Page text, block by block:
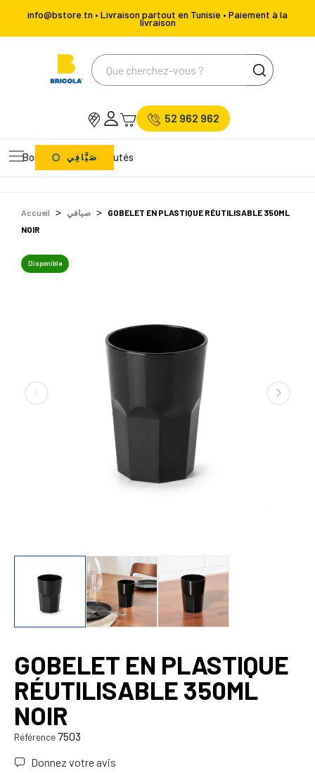
info@bstore.tn • Livraison partout en Tunisie • Paiement à la
livraison
52 962 962
Bons Plans Nouveautés
صَيَّافِي
Accueil صيافي
GOBELET EN PLASTIQUE RÉUTILISABLE 350ML
NOIR
Disponible
GOBELET EN PLASTIQUE
RÉUTILISABLE 350ML
NOIR
Référence 7503
Donnez votre avis